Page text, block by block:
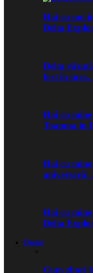
Hai cu noi
Delta
Delta
fost în
Hai cu
Toamna în
Hai cu
Hai cu
Delta
Drone
Cum zbori